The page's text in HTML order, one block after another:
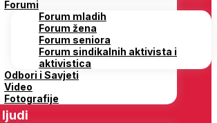
Forumi
Forum mladih
Forum žena
Forum seniora
Forum sindikalnih aktivista i
aktivistica
Odbori i Savjeti
Video
Fotografije
ljudi